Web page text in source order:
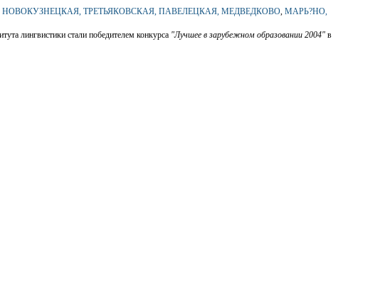
НОВОКУЗНЕЦКАЯ, ТРЕТЬЯКОВСКАЯ, ПАВЕЛЕЦКАЯ, МЕДВЕДКОВО, МАРЬ?НО,
лингвистики стали победителем конкурса "Лучшее в зарубежном образовании 2004" в